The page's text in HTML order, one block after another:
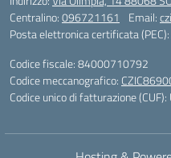
Centralino:096721161 Email:
Posta elettronica certificata (PEC):
Codice fiscale: 84000710792
Codice meccanografico:
Codice unico di fatturazione (CUF):